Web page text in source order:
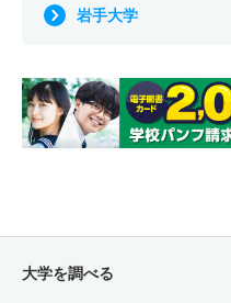
岩手大学
大学を調べる